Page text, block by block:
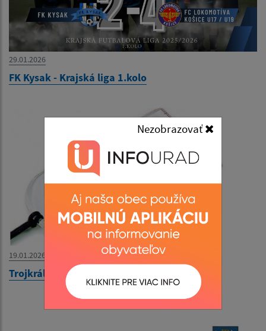
Nezobrazovať
29.01.2026
FK Kysak - Krajská liga 1.kolo
19.01.2026
Trojkráľová buzola 2026